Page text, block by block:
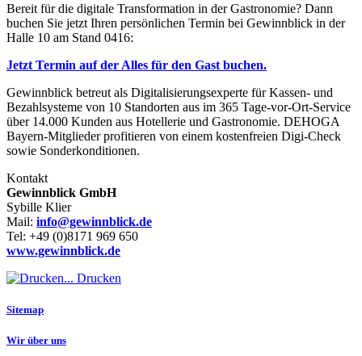
Bereit für die digitale Transformation in der Gastronomie? Dann
buchen Sie jetzt Ihren persönlichen Termin bei Gewinnblick in der
Halle 10 am Stand 0416:
Jetzt Termin auf der Alles für den Gast buchen.
Gewinnblick betreut als Digitalisierungsexperte für Kassen- und
Bezahlsysteme von 10 Standorten aus im 365 Tage-vor-Ort-Service
über 14.000 Kunden aus Hotellerie und Gastronomie. DEHOGA
Bayern-Mitglieder profitieren von einem kostenfreien Digi-Check
sowie Sonderkonditionen.
Kontakt
Gewinnblick GmbH
Sybille Klier
Mail: info@gewinnblick.de
Tel: +49 (0)8171 969 650
www.gewinnblick.de
Drucken
Sitemap
Wir über uns